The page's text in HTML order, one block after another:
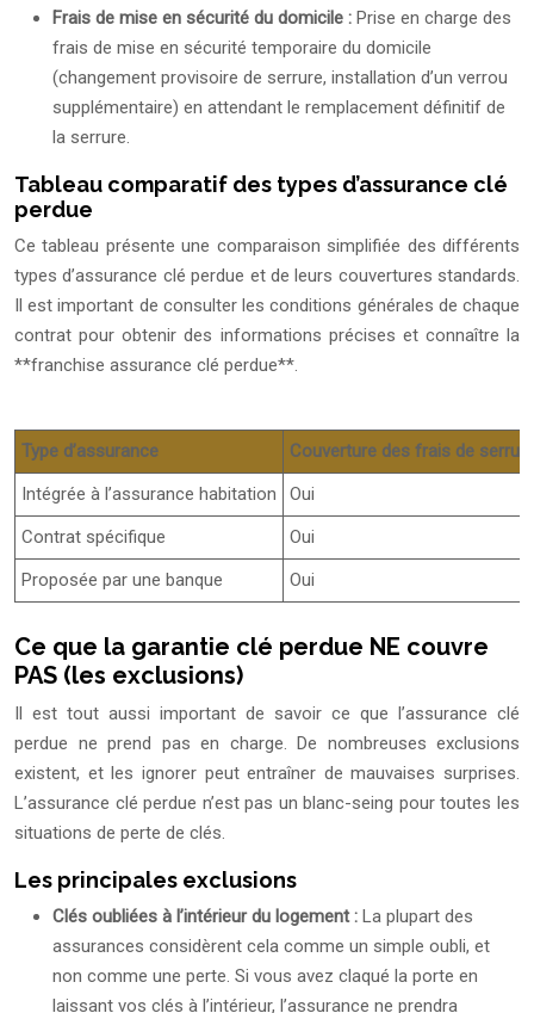
Frais de mise en sécurité du domicile : Prise en charge des
frais de mise en sécurité temporaire du domicile
(changement provisoire de serrure, installation d’un verrou
supplémentaire) en attendant le remplacement définitif de
la serrure.
Tableau comparatif des types d’assurance clé
perdue
Ce tableau présente une comparaison simplifiée des différents
types d’assurance clé perdue et de leurs couvertures standards.
Il est important de consulter les conditions générales de chaque
contrat pour obtenir des informations précises et connaître la
**franchise assurance clé perdue**.
Type d’assurance
Couverture des frais de
Intégrée à l’assurance habitation
Oui
Contrat spécifique
Oui
Proposée par une banque
Oui
Ce que la garantie clé perdue NE couvre
PAS (les exclusions)
Il est tout aussi important de savoir ce que l’assurance clé
perdue ne prend pas en charge. De nombreuses exclusions
existent, et les ignorer peut entraîner de mauvaises surprises.
L’assurance clé perdue n’est pas un blanc-seing pour toutes les
situations de perte de clés.
Les principales exclusions
Clés oubliées à l’intérieur du logement : La plupart des
assurances considèrent cela comme un simple oubli, et
non comme une perte. Si vous avez claqué la porte en
laissant vos clés à l’intérieur, l’assurance ne prendra